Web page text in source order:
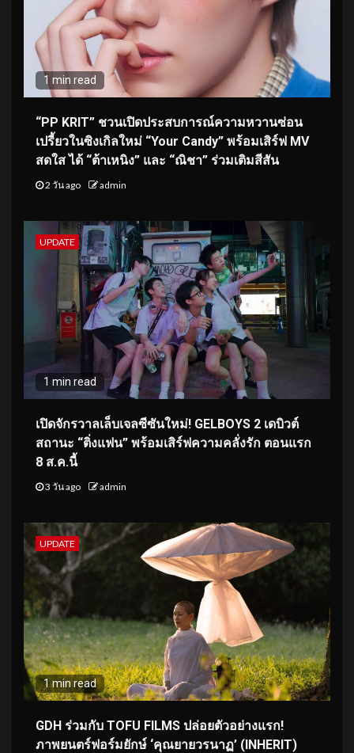
1 min read
“PP KRIT” ชวนเปิดประสบการณ์ความหวานซ่อน
เปรี้ยวในซิงเกิลใหม่ “Your Candy” พร้อมเสิร์ฟ MV
สดใส ได้ “ต้าเหนิง” และ “ณิชา” ร่วมเติมสีสัน
2 วัน ago admin
UPDATE
1 min read
เปิดจักรวาลเล็บเจลซีซันใหม่! GELBOYS 2 เดบิวต์
สถานะ “ติ่งแฟน” พร้อมเสิร์ฟความคลั่งรัก ตอนแรก
8 ส.ค.นี้
3 วัน ago admin
UPDATE
1 min read
GDH ร่วมกับ TOFU FILMS ปล่อยตัวอย่างแรก!
ภาพยนตร์ฟอร์มยักษ์ ‘คุณยายวรนาฏ’ (INHERIT)